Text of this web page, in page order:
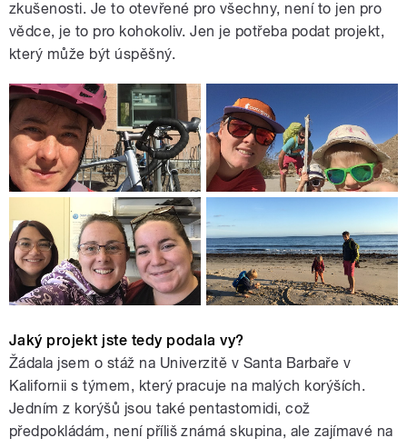
zkušenosti. Je to otevřené pro všechny, není to jen pro
vědce, je to pro kohokoliv. Jen je potřeba podat projekt,
který může být úspěšný.
Jaký projekt jste tedy podala vy?
Žádala jsem o stáž na Univerzitě v Santa Barbaře v
Kalifornii s týmem, který pracuje na malých korýších.
Jedním z korýšů jsou také pentastomidi, což
předpokládám, není příliš známá skupina, ale zajímavé na